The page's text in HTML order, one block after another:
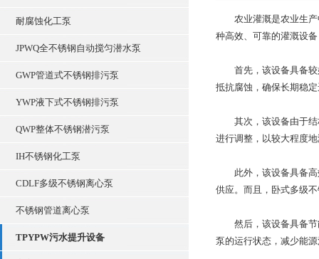
耐腐蚀化工泵
JPWQ全不锈钢自动搅匀潜水泵
GWP管道式不锈钢排污泵
YWP液下式不锈钢排污泵
QWP整体不锈钢潜污泵
IH不锈钢化工泵
CDLF多级不锈钢离心泵
不锈钢管道离心泵
TPYPW污水提升设备
农业灌溉是农业生产
种高效、可靠的灌溉设
首先，该设备具备较
抵抗腐蚀，确保长期稳
其次，该设备由于结
进行调整，以较大程度
此外，该设备具备高
供应。而且，卧式多级
然后，该设备具备节
泵的运行状态，减少能